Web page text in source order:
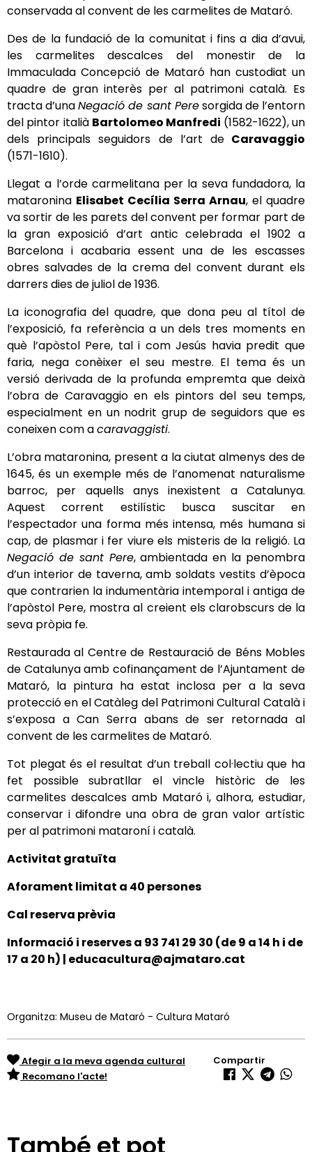
conservada al convent de les carmelites de Mataró.
Des de la fundació de la comunitat i fins a dia d’avui,
les carmelites descalces del monestir de la
Immaculada Concepció de Mataró han custodiat un
quadre de gran interès per al patrimoni català. Es
tracta d’unaNegació de sant Peresorgida de l’entorn
del pintor italià Bartolomeo Manfredi (1582-1622), un
dels principals seguidors de l’art deCaravaggio
(1571-1610).
Llegat a l’orde carmelitana per la seva fundadora, la
mataronina Elisabet Cecília Serra Arnau, el quadre
va sortir de les parets del convent per formar part de
la gran exposició d’art antic celebrada el 1902 a
Barcelona i acabaria essent una de les escasses
obres salvades de la crema del convent durant els
darrers dies de juliol de 1936.
La iconografia del quadre, que dona peu al títol de
l’exposició, fa referència a un dels tres moments en
què l’apòstol Pere, tal i com Jesús havia predit que
faria, nega conèixer el seu mestre. El tema és un
versió derivada de la profunda empremta que deixà
l’obra de Caravaggio en els pintors del seu temps,
especialment en un nodrit grup de seguidors que es
coneixen com acaravaggisti.
L’obra mataronina, present a la ciutat almenys des de
1645, és un exemple més de l’anomenat naturalisme
barroc, per aquells anys inexistent a Catalunya.
Aquest corrent estilístic busca suscitar en
l’espectador una forma més intensa, més humana si
cap, de plasmar i fer viure els misteris de la religió. La
Negació de sant Pere, ambientada en la penombra
d’un interior de taverna, amb soldats vestits d’època
que contrarien la indumentària intemporal i antiga de
l’apòstol Pere, mostra al creient els clarobscurs de la
seva pròpia fe.
Restaurada al Centre de Restauració de Béns Mobles
de Catalunyaamb cofinançament de l’Ajuntament de
Mataró, la pintura ha estat inclosa per a la seva
protecció en el Catàleg del Patrimoni Cultural Català i
s’exposa a Can Serra abans de ser retornada al
convent de les carmelites de Mataró.
Tot plegat és el resultat d’un treball col·lectiu que ha
fet possible subratllar el vincle històric de les
carmelites descalces amb Mataró i, alhora, estudiar,
conservar i difondre una obra de gran valor artístic
per al patrimoni mataroní i català.
Activitat gratuïta
Aforament limitat a 40 persones
Cal reserva prèvia
Informació i reserves a 93 741 29 30 (de 9 a 14 h i de
17 a 20 h) | educacultura@ajmataro.cat
Organitza: Museu de Mataró - Cultura Mataró
Afegir a la meva agenda cultural
Recomano l'acte!
Compartir